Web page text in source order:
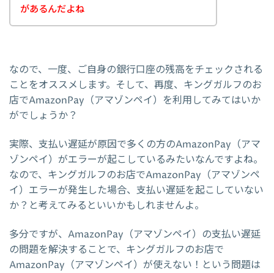
があるんだよね
なので、一度、ご自身の銀行口座の残高をチェックされる
ことをオススメします。そして、再度、キングガルフのお
店でAmazonPay（アマゾンペイ）を利用してみてはいか
がでしょうか？
実際、支払い遅延が原因で多くの方のAmazonPay（アマ
ゾンペイ）がエラーが起こしているみたいなんですよね。
なので、キングガルフのお店でAmazonPay（アマゾンペ
イ）エラーが発生した場合、支払い遅延を起こしていない
か？と考えてみるといいかもしれませんよ。
多分ですが、AmazonPay（アマゾンペイ）の支払い遅延
の問題を解決することで、キングガルフのお店で
AmazonPay（アマゾンペイ）が使えない！という問題は